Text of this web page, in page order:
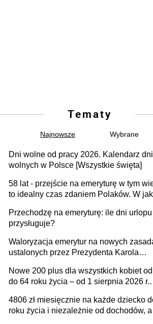
Tematy
Najnowsze Wybrane
Dni wolne od pracy 2026. Kalendarz dni
wolnych w Polsce [Wszystkie święta]
58 lat - przejście na emeryturę w tym
to idealny czas zdaniem Polaków. W
dlaczego?
Przechodzę na emeryturę: ile dni urlopu
przysługuje?
Waloryzacja emerytur na nowych
ustalonych przez Prezydenta Karola
również kwotowa podwyżka
Nowe 200 plus dla wszystkich kobiet
do 64 roku życia – od 1 sierpnia 2026 r.
programu rządowego
4806 zł miesięcznie na każde dziecko
roku życia i niezależnie od dochodów,